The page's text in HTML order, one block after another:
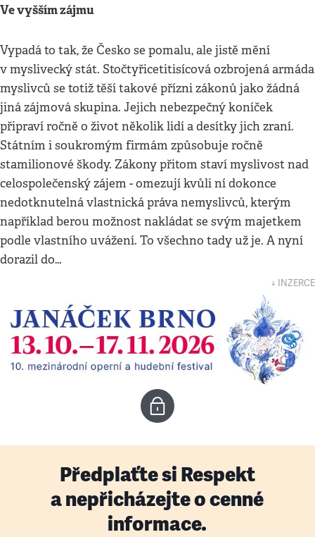
Ve vyšším zájmu
Vypadá to tak, že Česko se pomalu, ale jistě mění
v myslivecký stát. Stočtyřicetitisícová ozbrojená armáda
myslivců se totiž těší takové přízni zákonů jako žádná
jiná zájmová skupina. Jejich nebezpečný koníček
připraví ročně o život několik lidí a desítky jich zraní.
Státním i soukromým firmám způsobuje ročně
stamilionové škody. Zákony přitom staví myslivost nad
celospolečenský zájem - omezují kvůli ní dokonce
nedotknutelná vlastnická práva nemyslivců, kterým
například berou možnost nakládat se svým majetkem
podle vlastního uvážení. To všechno tady už je. A nyní
dorazil do…
↓ INZERCE
Předplaťte si Respekt
a nepřicházejte o cenné
informace.